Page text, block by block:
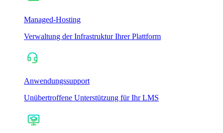
Managed-Hosting
Verwaltung der Infrastruktur Ihrer Plattform
Anwendungssupport
Unübertroffene Unterstützung für Ihr LMS